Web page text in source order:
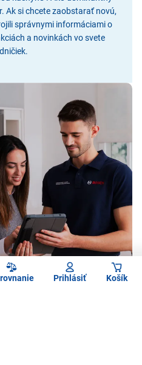
Prihlásiť Košík
Ak si chcete zaobstarať novú,
správnymi informáciami o
a novinkách vo svete